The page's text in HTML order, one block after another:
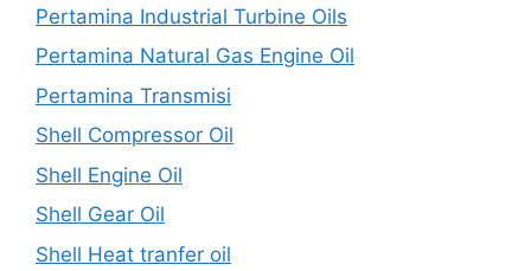
Pertamina Industrial Turbine Oils
Pertamina Natural Gas Engine Oil
Pertamina Transmisi
Shell Compressor Oil
Shell Engine Oil
Shell Gear Oil
Shell Heat tranfer oil